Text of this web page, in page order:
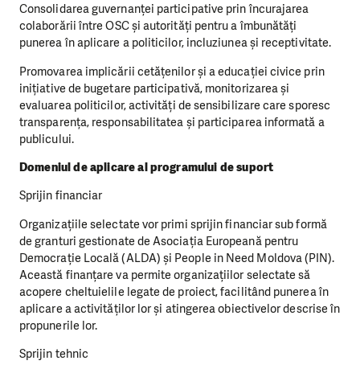
Consolidarea guvernanței participative prin încurajarea
colaborării între OSC și autorități pentru a îmbunătăți
punerea în aplicare a politicilor, incluziunea și receptivitate.
Promovarea implicării cetățenilor și a educației civice prin
inițiative de bugetare participativă, monitorizarea și
evaluarea politicilor, activități de sensibilizare care sporesc
transparența, responsabilitatea și participarea informată a
publicului.
Domeniul de aplicare al programului de suport
Sprijin financiar
Organizațiile selectate vor primi sprijin financiar sub formă
de granturi gestionate de Asociația Europeană pentru
Democrație Locală (ALDA) și People in Need Moldova (PIN).
Această finanțare va permite organizațiilor selectate să
acopere cheltuielile legate de proiect, facilitând punerea în
aplicare a activităților lor și atingerea obiectivelor descrise în
propunerile lor.
Sprijin tehnic